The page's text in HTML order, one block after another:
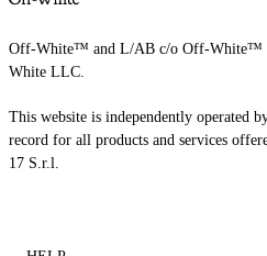
Off-White™ and L/AB c/o Off-White™
White LLC.
This website is independently operated
record for all products and services
17 S.r.l.